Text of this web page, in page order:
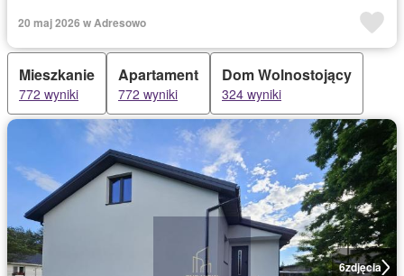
20 maj 2026 w Adresowo
Mieszkanie
772 wyniki
Apartament
772 wyniki
Dom Wolnostojący
324 wyniki
6zdjęcia